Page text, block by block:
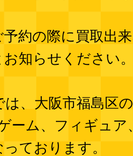
約の際に買取出
お知らせください
、大阪市福島区
ーム、フィギュア
ております。